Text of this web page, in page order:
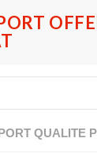
QUALITE